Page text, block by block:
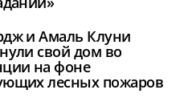
и Амаль Клуни
свой дом во
на фоне
лесных пожаров